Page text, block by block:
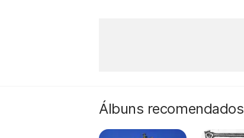
Álbuns recomendados